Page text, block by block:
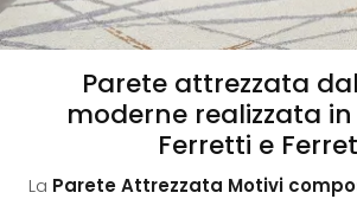
Parete attrezzata
moderne realizzata
Ferretti e
La Parete Attrezzata Motivi